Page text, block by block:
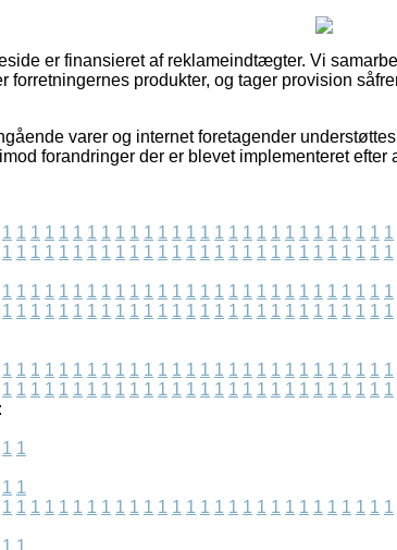
er finansieret af reklameindtægter. Vi
forretningernes produkter, og tager provision
varer og internet foretagender
forandringer der er blevet implementeret
1 1 1 1 1 1 1 1 1 1 1 1 1 1 1 1 1 1 1 1 1 1 1 1 1 1 1 1
1 1 1 1 1 1 1 1 1 1 1 1 1 1 1 1 1 1 1 1 1 1 1 1 1 1 1 1
1 1 1 1 1 1 1 1 1 1 1 1 1 1 1 1 1 1 1 1 1 1 1 1 1 1 1 1
1 1 1 1 1 1 1 1 1 1 1 1 1 1 1 1 1 1 1 1 1 1 1 1 1 1 1 1
1 1 1 1 1 1 1 1 1 1 1 1 1 1 1 1 1 1 1 1 1 1 1 1 1 1 1 1
1 1 1 1 1 1 1 1 1 1 1 1 1 1 1 1 1 1 1 1 1 1 1 1 1 1 1 1
1 1
1 1
1 1 1 1 1 1 1 1 1 1 1 1 1 1 1 1 1 1 1 1 1 1 1 1 1 1 1 1